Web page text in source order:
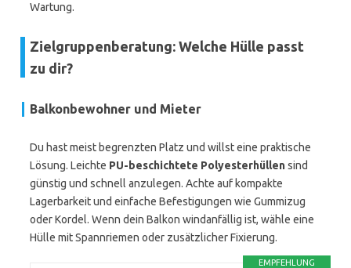
Wartung.
Zielgruppenberatung: Welche Hülle passt
zu dir?
Balkonbewohner und Mieter
Du hast meist begrenzten Platz und willst eine praktische
Lösung. Leichte PU-beschichtete Polyesterhüllensind
günstig und schnell anzulegen. Achte auf kompakte
Lagerbarkeit und einfache Befestigungen wie Gummizug
oder Kordel. Wenn dein Balkon windanfällig ist, wähle eine
Hülle mit Spannriemen oder zusätzlicher Fixierung.
EMPFEHLUNG